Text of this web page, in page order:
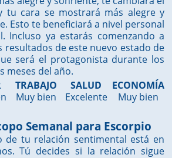
tu cara se mostrará más alegre y
Esto te beneficiará a nivel personal
Incluso ya estarás comenzando a
resultados de este nuevo estado de
será el protagonista durante los
meses del año.
TRABAJO
Muy bien
SALUD
Excelente
ECONOMÍA
Muy bien
Semanal para Escorpio
de tu relación sentimental está en
Tú decides si la relación sigue